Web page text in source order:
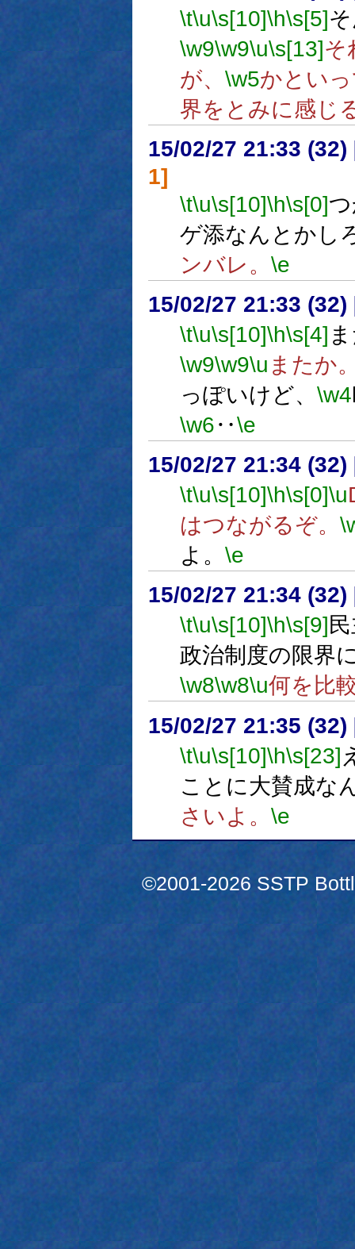
\t\u\s[10]\h\s[5]
\w9\w9\u\s[13]そ
が、 \w5かとい
界をとみに感じ
15/02/27 21:33 (32)
1]
\t\u\s[10]\h\s[0]
ゲ添なんとかし
ンバレ。 \e
15/02/27 21:33 (32)
\t\u\s[10]\h\s[4]
\w9\w9\u またか
っぽいけど、 \w4
\w6‥\e
15/02/27 21:34 (32)
\t\u\s[10]\h\s[0]\u
はつながるぞ。
よ。 \e
15/02/27 21:34 (32)
\t\u\s[10]\h\s[9]
政治制度の限界
\w8\w8\u何を比
15/02/27 21:35 (32)
\t\u\s[10]\h\s[23]
ことに大賛成な
さいよ。 \e
©2001-2026 SSTP